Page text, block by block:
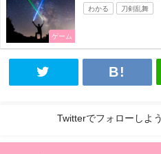
ゲーム
わかる 刀剣乱舞
Twitterでフォローしよう